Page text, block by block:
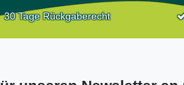
30 Tage Rückgaberecht